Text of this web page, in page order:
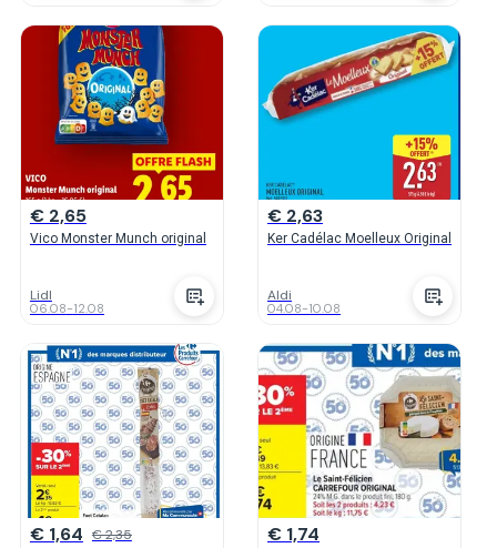
€ 2,65
Vico Monster Munch original
Lidl
06.08-12.08
€ 2,63
Ker Cadélac Moelleux Original
Aldi
04.08-10.08
€ 1,64 € 2,35 € 1,74